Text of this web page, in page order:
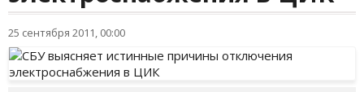
25 сентября 2011, 00:00